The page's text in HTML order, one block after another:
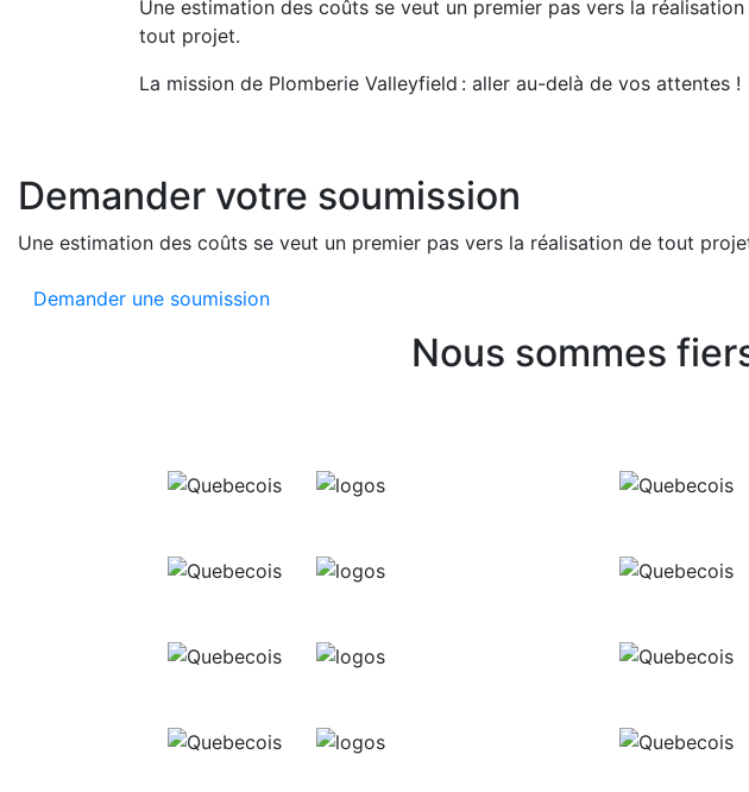
Une estimation des coûts se veut un premier pas vers la réalisation
tout projet.
La mission de Plomberie Valleyfield : aller au-delà de vos attentes !
Demander votre soumission
Une estimation des coûts se veut un premier pas vers la réalisation de tout
Demander une soumission
Nous sommes